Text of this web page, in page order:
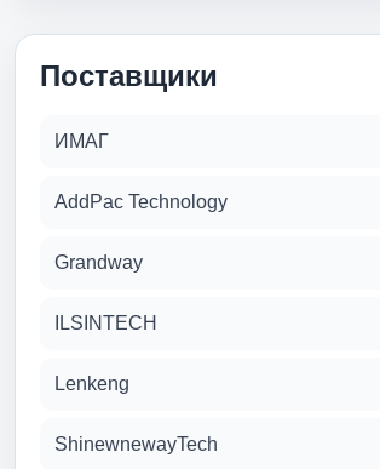
Поставщики
ИМАГ
AddPac Technology
Grandway
ILSINTECH
Lenkeng
ShinewnewayTech